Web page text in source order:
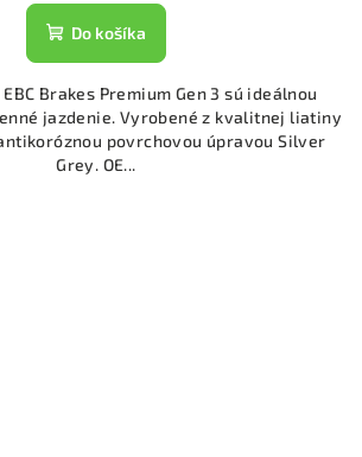
Do košíka
Brakes Premium Gen 3 sú ideálnou
jazdenie. Vyrobené z kvalitnej liatiny
povrchovou úpravou Silver
Grey. OE...